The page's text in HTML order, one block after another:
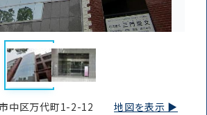
市中区万代町1-2-12地図を表示 ▶︎